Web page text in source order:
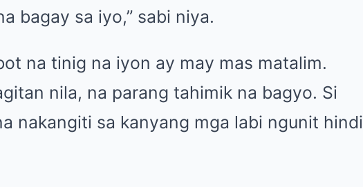
bagay sa iyo,” sabi niya.
na tinig na iyon ay may mas matalim.
nila, na parang tahimik na bagyo. Si
nakangiti sa kanyang mga labi ngunit hindi